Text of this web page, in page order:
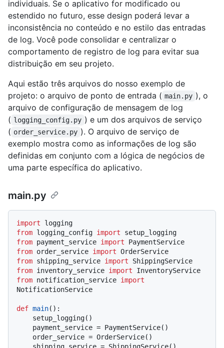
individuais. Se o aplicativo for modificado ou
estendido no futuro, esse design poderá levar a
inconsistência no conteúdo e no estilo das entradas
de log. Você pode consolidar e centralizar o
comportamento de registro de log para evitar sua
distribuição em seu projeto.
Aqui estão três arquivos do nosso exemplo de
projeto: o arquivo de ponto de entrada ( main.py ), o
arquivo de configuração de mensagem de log
( logging_config.py ) e um dos arquivos de serviço
( order_service.py ). O arquivo de serviço de
exemplo mostra como as informações de log são
definidas em conjunto com a lógica de negócios de
uma parte específica do aplicativo.
main.py
import
from logging_config import
from payment_service import
from order_service import
from shipping_service import
from inventory_service import
from notification_service import
NotificationService
def main():